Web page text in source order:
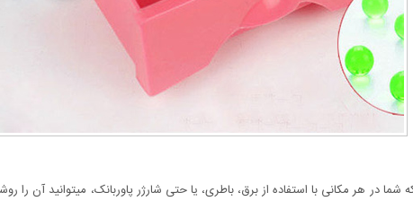
در هر مکانی با استفاده از برق، باطری، یا حتی شارژر پاوربانک، میتوانید آن را